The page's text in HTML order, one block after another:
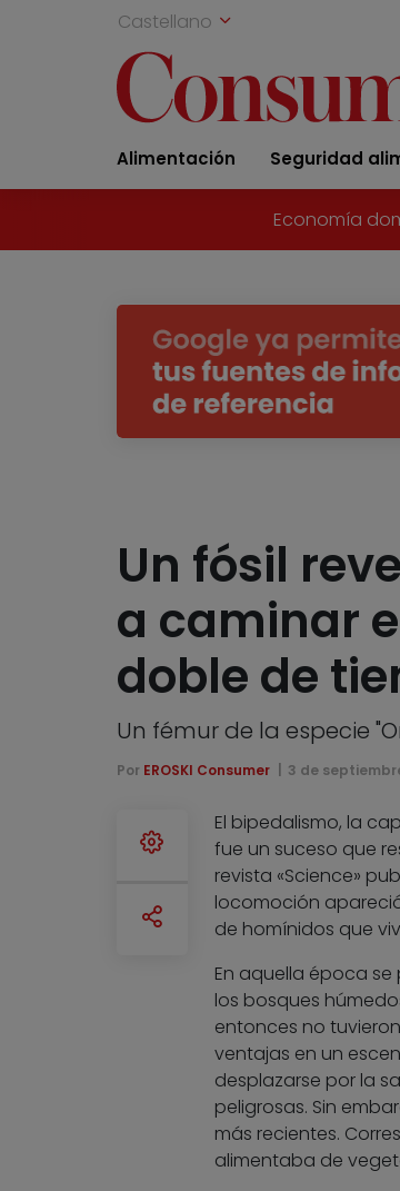
Castellano
Alimentación Seguridad
Economía
Un fósil
a caminar
doble de
Un fémur de la especie
Por EROSKI Consumer 3 de
El bipedalismo, la
fue un suceso que
revista «Science»
locomoción
de homínidos que
En aquella época
los bosques
entonces no
ventajas en un
desplazarse por la
peligrosas. Sin
más recientes.
alimentaba de